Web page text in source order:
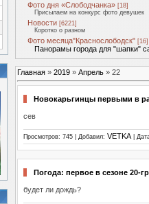
Фото дня «Слободчанка» [18]
Присылаем на конкурс фото девушек
Новости [6221]
Коротко о разном
Фото месяца"Краснослободск" [16]
Панорамы города для "шапки"
Главная » 2019 » Апрель » 22
Новокарьгинцы первыми в
сев
Просмотров: 745 | Добавил: VETKA|
Погода: первое в сезоне 20-
будет ли дождь?